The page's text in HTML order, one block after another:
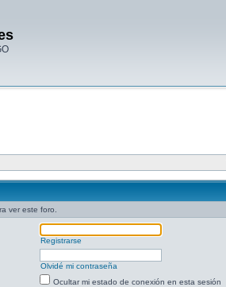
ver este foro.
Registrarse
Olvidé mi contraseña
Ocultar mi estado de conexión en esta sesión